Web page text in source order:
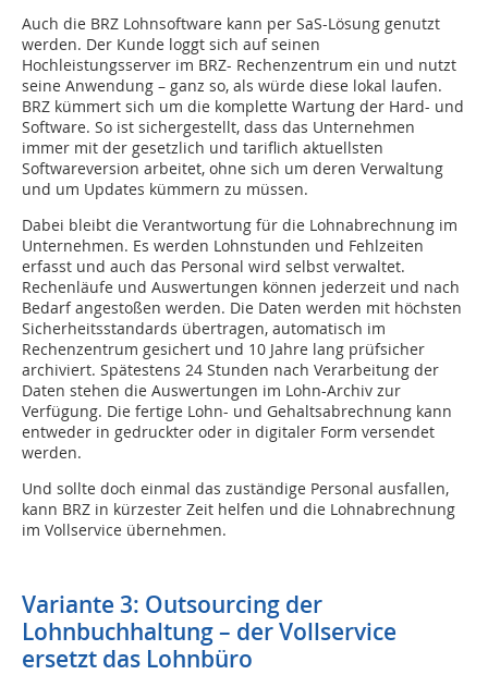
Auch die BRZ Lohnsoftware kann per SaS-Lösung genutzt
werden. Der Kunde loggt sich auf seinen
Hochleistungsserver im BRZ- Rechenzentrum ein und nutzt
seine Anwendung – ganz so, als würde diese lokal laufen.
BRZ kümmert sich um die komplette Wartung der Hard- und
Software. So ist sichergestellt, dass das Unternehmen
immer mit der gesetzlich und tariflich aktuellsten
Softwareversion arbeitet, ohne sich um deren Verwaltung
und um Updates kümmern zu müssen.
Dabei bleibt die Verantwortung für die Lohnabrechnung im
Unternehmen. Es werden Lohnstunden und Fehlzeiten
erfasst und auch das Personal wird selbst verwaltet.
Rechenläufe und Auswertungen können jederzeit und nach
Bedarf angestoßen werden. Die Daten werden mit höchsten
Sicherheitsstandards übertragen, automatisch im
Rechenzentrum gesichert und 10 Jahre lang prüfsicher
archiviert. Spätestens 24 Stunden nach Verarbeitung der
Daten stehen die Auswertungen im Lohn-Archiv zur
Verfügung. Die fertige Lohn- und Gehaltsabrechnung kann
entweder in gedruckter oder in digitaler Form versendet
werden.
Und sollte doch einmal das zuständige Personal ausfallen,
kann BRZ in kürzester Zeit helfen und die Lohnabrechnung
im Vollservice übernehmen.
Variante 3: Outsourcing der
Lohnbuchhaltung – der Vollservice
ersetzt das Lohnbüro